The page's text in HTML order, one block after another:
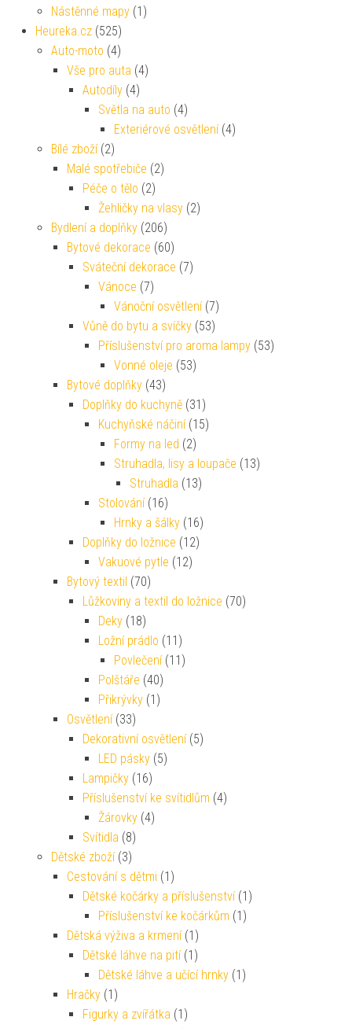
Nástěnné mapy (1)
Heureka.cz (525)
Auto-moto (4)
Vše pro auta (4)
Autodíly (4)
Světla na auto (4)
Exteriérové osvětlení (4)
Bílé zboží (2)
Malé spotřebiče (2)
Péče o tělo (2)
Žehličky na vlasy (2)
Bydlení a doplňky (206)
Bytové dekorace (60)
Sváteční dekorace (7)
Vánoce (7)
Vánoční osvětlení (7)
Vůně do bytu a svíčky (53)
Příslušenství pro aroma lampy (53)
Vonné oleje (53)
Bytové doplňky (43)
Doplňky do kuchyně (31)
Kuchyňské náčiní (15)
Formy na led (2)
Struhadla, lisy a loupače (13)
Struhadla (13)
Stolování (16)
Hrnky a šálky (16)
Doplňky do ložnice (12)
Vakuové pytle (12)
Bytový textil (70)
Lůžkoviny a textil do ložnice (70)
Deky (18)
Ložní prádlo (11)
Povlečení (11)
Polštáře (40)
Přikrývky (1)
Osvětlení (33)
Dekorativní osvětlení (5)
LED pásky (5)
Lampičky (16)
Příslušenství ke svítidlům (4)
Žárovky (4)
Svítidla (8)
Dětské zboží (3)
Cestování s dětmi (1)
Dětské kočárky a příslušenství (1)
Příslušenství ke kočárkům (1)
Dětská výživa a krmení (1)
Dětské láhve na pití (1)
Dětské láhve a učící hrnky (1)
Hračky (1)
Figurky a zvířátka (1)